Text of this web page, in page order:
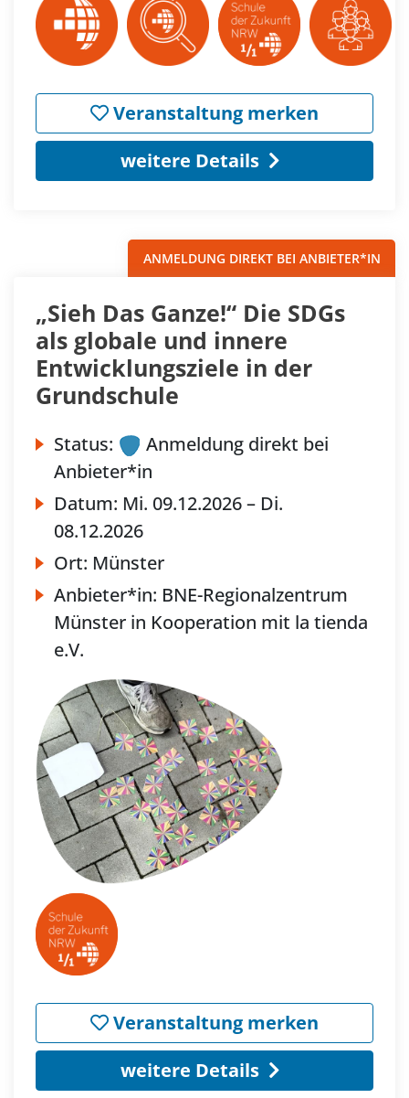
Veranstaltung merken
weitere Details
ANMELDUNG DIREKT BEI ANBIETER*IN
„Sieh Das Ganze!“ Die SDGs
als globale und innere
Entwicklungsziele in der
Grundschule
Status:
Anmeldung direkt bei
Anbieter*in
Datum: Mi. 09.12.2026 – Di.
08.12.2026
Ort: Münster
Anbieter*in: BNE-Regionalzentrum
Münster in Kooperation mit la tienda
e.V.
Veranstaltung merken
weitere Details